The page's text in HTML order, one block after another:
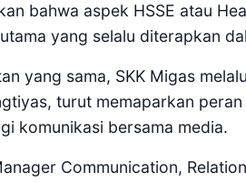
bahwa aspek HSSE atau
yang selalu diterapkan
yang sama, SKK Migas
turut memaparkan
komunikasi bersama media.
Communication,